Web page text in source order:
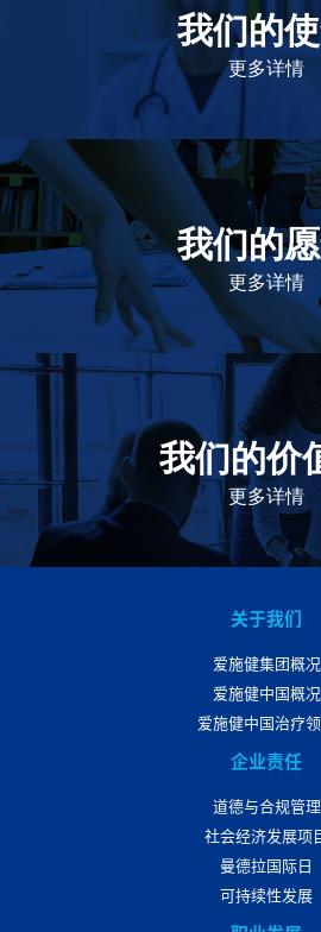
我们的
更多详情
致力于提高患者的生命
我们的
更多详情
作为一个负责任的企业公民，在全
及的药物，传递我们的
我们的价
更多详情
我们的价值观是爱施健存立和发
此为指引，为实现集团目标
关于我们
爱施健集团概况
爱施健中国概况
爱施健中国治疗
企业责任
道德与合规管理
社会经济发展项
曼德拉国际日
可持续性发展